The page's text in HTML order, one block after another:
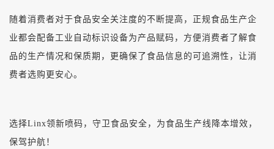
随着消费者对于食品安全关注度的不断提高，正规食品生产企
业都会配备工业自动标识设备为产品赋码，方便消费者了解食
品的生产情况和保质期，更确保了食品信息的可追溯性，让消
费者选购更安心。
选择Linx领新喷码，守卫食品安全，为食品生产线降本增效，
保驾护航！